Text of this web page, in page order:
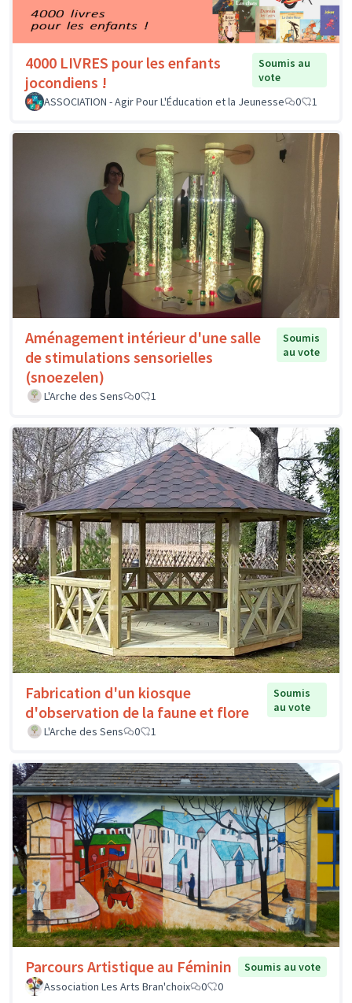
4000 LIVRES pour les enfants
jocondiens !
Soumis au
vote
ASSOCIATION - Agir Pour L'Éducation et la Jeunesse
0 1
Aménagement intérieur d'une salle
de stimulations sensorielles
(snoezelen)
Soumis
au vote
L'Arche des Sens 0 1
Fabrication d'un kiosque
d'observation de la faune et flore
Soumis
au vote
L'Arche des Sens
0 1
Parcours Artistique au Féminin
Soumis au vote
Association Les Arts Bran'choix
0 0